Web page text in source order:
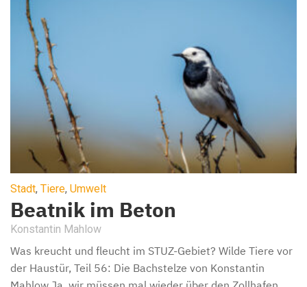
Stadt, Tiere, Umwelt
Beatnik im Beton
Konstantin Mahlow
Was kreucht und fleucht im STUZ-Gebiet? Wilde Tiere vor
der Haustür, Teil 56: Die Bachstelze von Konstantin